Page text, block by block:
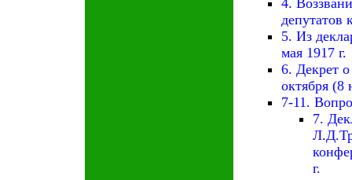
депутатов
5. Из
мая 1917 г.
6. Декрет
октября (8
7-11.
7.
г.